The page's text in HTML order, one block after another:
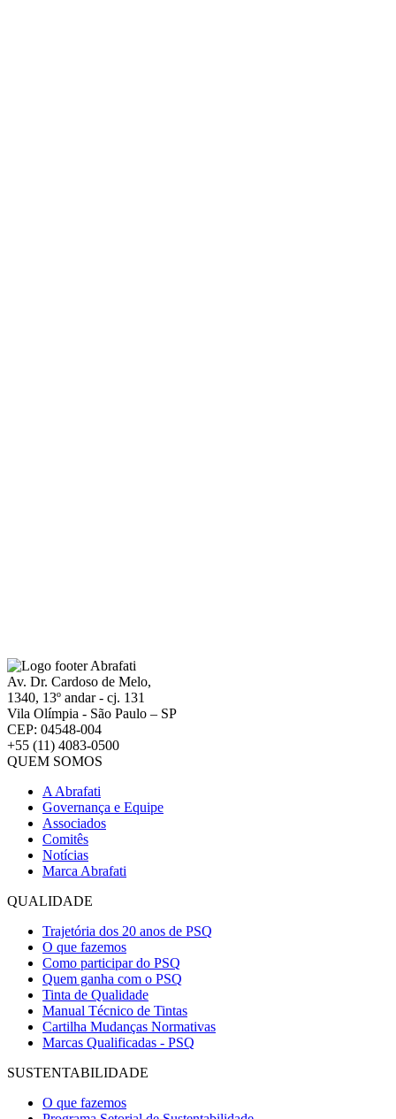
Av. Dr. Cardoso de Melo,
1340, 13º andar - cj. 131
Vila Olímpia - São Paulo – SP
CEP: 04548-004
+55 (11) 4083-0500
QUEM SOMOS
A Abrafati
Governança e Equipe
Associados
Comitês
Notícias
Marca Abrafati
QUALIDADE
Trajetória dos 20 anos de PSQ
O que fazemos
Como participar do PSQ
Quem ganha com o PSQ
Tinta de Qualidade
Manual Técnico de Tintas
Cartilha Mudanças Normativas
Marcas Qualificadas - PSQ
SUSTENTABILIDADE
O que fazemos